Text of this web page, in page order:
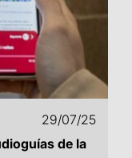
29/07/25
de la